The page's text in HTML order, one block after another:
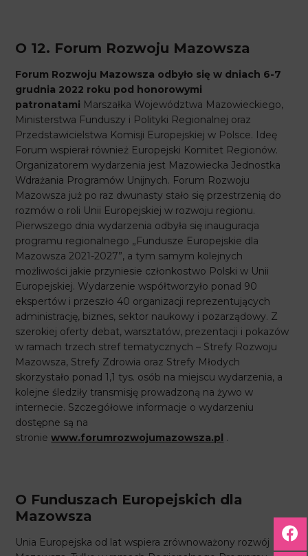
O 12. Forum Rozwoju Mazowsza
Forum Rozwoju Mazowsza odbyło się w dniach 6-7
grudnia 2022 roku pod honorowymi
patronatami Marszałka Województwa Mazowieckiego,
Ministerstwa Funduszy i Polityki Regionalnej oraz
Przedstawicielstwa Komisji Europejskiej w Polsce. Ideę
Forum wspierał również Europejski Komitet Regionów.
Organizatorem wydarzenia jest Mazowiecka Jednostka
Wdrażania Programów Unijnych. Forum Rozwoju
Mazowsza już po raz dwunasty stało się przestrzenią do
rozmów o roli Unii Europejskiej w rozwoju regionu.
Pierwszego dnia wydarzenia odbyła się inauguracja
programu regionalnego „Fundusze Europejskie dla
Mazowsza 2021-2027”, a tym samym kolejnych
możliwości jakie przyniesie członkostwo Polski w Unii
Europejskiej. Wydarzenie współtworzyło ponad 90
ekspertów i przeszło 40 organizacji reprezentujących
administrację, biznes, sektor naukowy i pozarządowy. Z
szerokiej oferty debat, warsztatów, prezentacji i pokazów
w ramach trzech stref tematycznych – Strefy Rozwoju
Mazowsza, Strefy Zdrowia oraz Strefy Młodych
skorzystało ponad 1,1 tys. osób na miejscu wydarzenia, a
kolejne śledziły transmisję prowadzoną na żywo w
internecie. Szczegółowe informacje o wydarzeniu
dostępne są na
stroniewww.forumrozwojumazowsza.pl .
O Funduszach Europejskich dla
Mazowsza
Unia Europejska od lat wspiera zrównoważony rozwój